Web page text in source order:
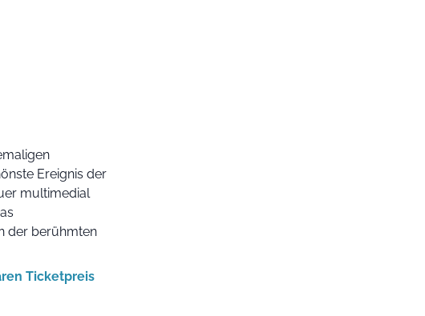
Ereignis der
multimedial
der berühmten
Ticketpreis